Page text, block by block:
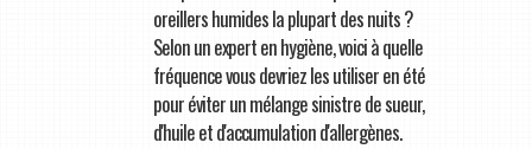
oreillers humides la plupart des nuits ?
Selon un expert en hygiène, voici à quelle
fréquence vous devriez les utiliser en été
pour éviter un mélange sinistre de sueur,
d'huile et d'accumulation d'allergènes.